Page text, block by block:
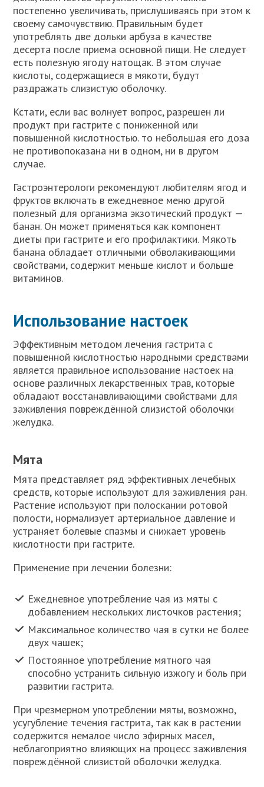
постепенно увеличивать, прислушиваясь при этом к
своему самочувствию. Правильным будет
употреблять две дольки арбуза в качестве
десерта после приема основной пищи. Не следует
есть полезную ягоду натощак. В этом случае
кислоты, содержащиеся в мякоти, будут
раздражать слизистую оболочку.
Кстати, если вас волнует вопрос, разрешен ли
продукт при гастрите с пониженной или
повышенной кислотностью. то небольшая его доза
не противопоказана ни в одном, ни в другом
случае.
Гастроэнтерологи рекомендуют любителям ягод и
фруктов включать в ежедневное меню другой
полезный для организма экзотический продукт —
банан. Он может применяться как компонент
диеты при гастрите и его профилактики. Мякоть
банана обладает отличными обволакивающими
свойствами, содержит меньше кислот и больше
витаминов.
Использование настоек
Эффективным методом лечения гастрита с
повышенной кислотностью народными средствами
является правильное использование настоек на
основе различных лекарственных трав, которые
обладают восстанавливающими свойствами для
заживления повреждённой слизистой оболочки
желудка.
Мята
Мята представляет ряд эффективных лечебных
средств, которые используют для заживления ран.
Растение используют при полоскании ротовой
полости, нормализует артериальное давление и
устраняет болевые спазмы и снижает уровень
кислотности при гастрите.
Применение при лечении болезни:
Ежедневное употребление чая из мяты с
добавлением нескольких листочков растения;
Максимальное количество чая в сутки не более
двух чашек;
Постоянное употребление мятного чая
способно устранить сильную изжогу и боль при
развитии гастрита.
При чрезмерном употреблении мяты, возможно,
усугубление течения гастрита, так как в растении
содержится немалое число эфирных масел,
неблагоприятно влияющих на процесс заживления
повреждённой слизистой оболочки желудка.